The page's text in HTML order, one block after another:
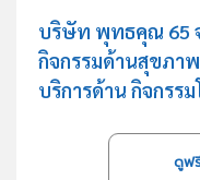
บริษัท พุทธคุณ 65
กิจกรรมด้านสุขภาพ
บริการด้าน กิจกรร
ดูฟ